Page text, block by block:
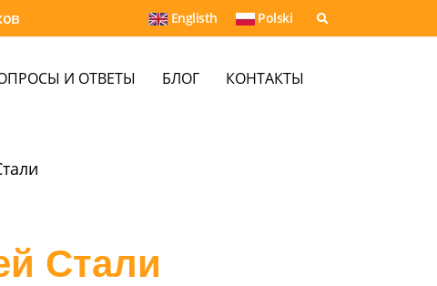
Englisth Polski
И ОТВЕТЫ БЛОГ КОНТАКТЫ
Стали